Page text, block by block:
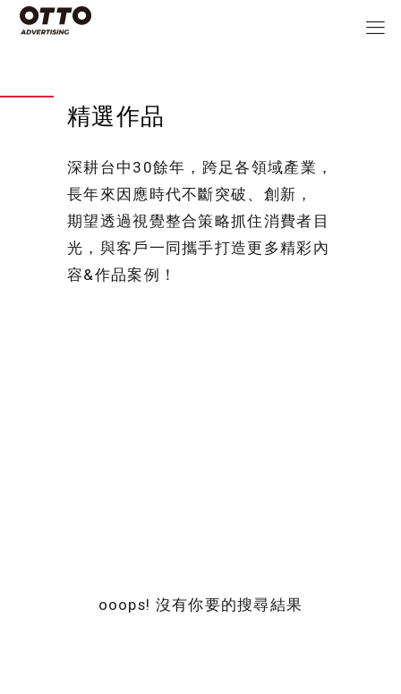
精選作品
深耕台中30餘年，跨足各領域產業，
長年來因應時代不斷突破、創新，
期望透過視覺整合策略抓住消費者目
光，與客戶一同攜手打造更多精彩內
容&作品案例！
ooops! 沒有你要的搜尋結果